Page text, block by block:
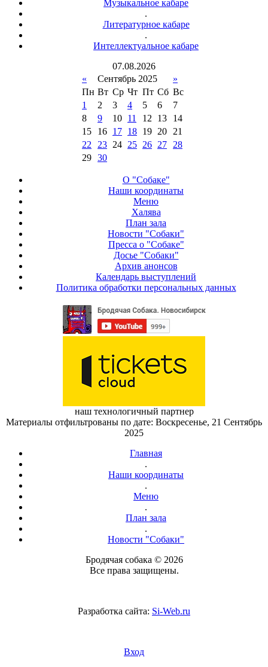
Музыкальное кабаре
.
Литературное кабаре
.
Интеллектуальное кабаре
07.08.2026
«
Сентябрь 2025
»
Пн Вт Ср Чт Пт Сб Вс
1
2 3 4 5 6
7
8
9 10 11 12 13
14
15
16 17 18 19 20
21
22
23 24 25 26 27
28
29 30
О "Собаке"
Наши координаты
Меню
Халява
План зала
Новости "Собаки"
Пресса о "Собаке"
Досье "Собаки"
Архив анонсов
Календарь выступлений
Политика обработки персональных данных
наш технологичный партнер
Материалы отфильтрованы по дате: Воскресенье, 21 Сентябрь
2025
Главная
.
Наши координаты
.
Меню
.
План зала
.
Новости "Собаки"
Бродячая собака © 2026
Все права защищены.
Разработка сайта: Si-Web.ru
Вход